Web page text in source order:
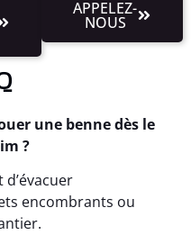
APPELEZ-
NOUS
une benne dès le
?
encombrants ou